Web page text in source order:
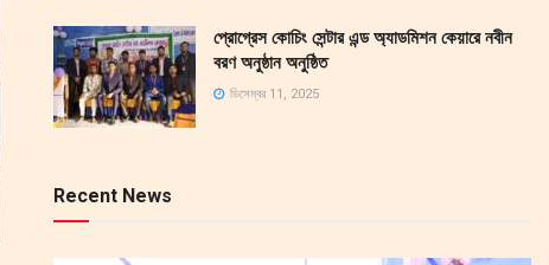
প্রোগ্রেস কোচিং সেন্টার এন্ড অ্যাডমিশন কেয়ারে নবীন
বরণ অনুষ্ঠান অনুষ্ঠিত
ডিসেম্বর 11, 2025
Recent News